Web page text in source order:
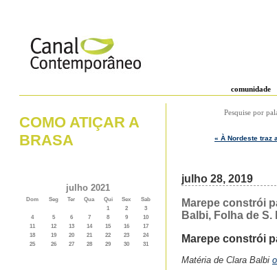
comunidade
COMO ATIÇAR A
BRASA
julho 2021
Dom Seg Ter Qua Qui Sex
Sab
1
2
3
4
5 6 7 8 9
10
11
12 13 14 15 16
17
18
19 20 21 22 23
24
25
26 27 28 29 30 31
Pesquise por
« À Nordeste traz
julho 28, 2019
Marepe constrói
Balbi, Folha de S.
Marepe constrói
Matéria de Clara Balbi